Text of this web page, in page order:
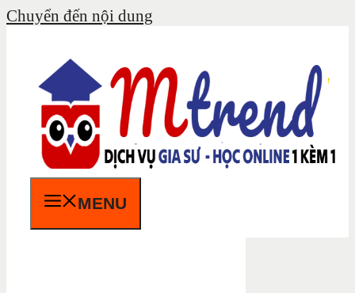
Chuyển đến nội dung
MENU